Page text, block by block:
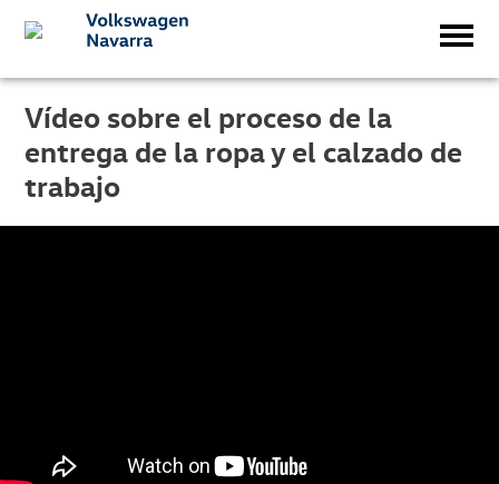
Vídeo sobre el proceso de la
entrega de la ropa y el calzado de
trabajo